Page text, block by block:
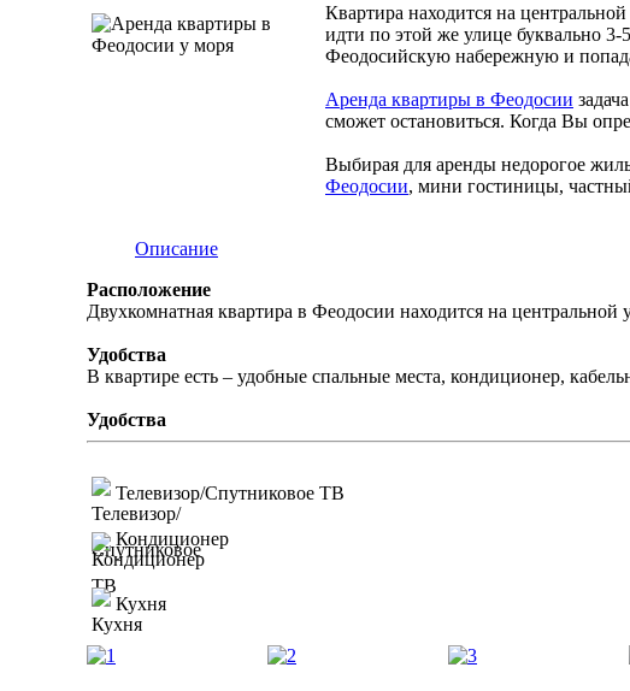
Квартира находится на
идти по этой же улице буквально
Феодосийскую набережную и
Аренда квартиры в Феодосии
сможет остановиться. Когда Вы
Выбирая для аренды недорогое
Феодосии, мини гостиницы,
Описание
Расположение
Двухкомнатная квартира в Феодосии находится на центральной
Удобства
В квартире есть – удобные спальные места, кондиционер,
Удобства
Телевизор/Спутниковое ТВ
Кондиционер
Кухня